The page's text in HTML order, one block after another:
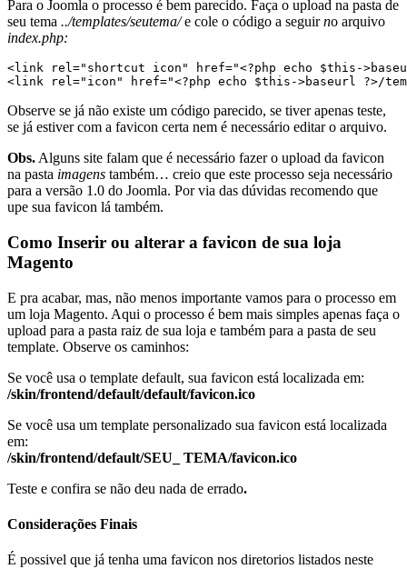
Para o Joomla o processo é bem parecido. Faça o upload na pasta de
seu tema ../templates/seutema/e cole o código a seguirno arquivo
index.php:
<link rel="shortcut icon" href="<?php echo $this-
<link rel="icon" href="<?php echo $this->baseurl ?>/
Observe se já não existe um código parecido, se tiver apenas teste,
se já estiver com a favicon certa nem é necessário editar o arquivo.
Obs. Alguns site falam que é necessário fazer o upload da favicon
na pasta imagens também… creio que este processo seja necessário
para a versão 1.0 do Joomla. Por via das dúvidas recomendo que
upe sua favicon lá também.
Como Inserir ou alterar a favicon de sua loja
Magento
E pra acabar, mas, não menos importante vamos para o processo em
um loja Magento. Aqui o processo é bem mais simples apenas faça o
upload para a pasta raiz de sua loja e também para a pasta de seu
template. Observe os caminhos:
Se você usa o template default, sua favicon está localizada em:
/skin/frontend/default/default/favicon.ico
Se você usa um template personalizado sua favicon está localizada
em:
/skin/frontend/default/SEU_ TEMA/favicon.ico
Teste e confira se não deu nada de errado.
Considerações Finais
É possivel que já tenha uma favicon nos diretorios listados neste